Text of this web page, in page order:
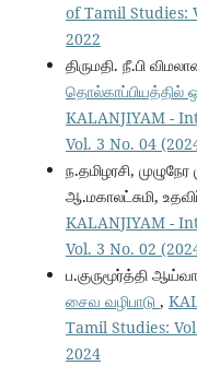
of Tamil Studies:
2022
திருமதி. நீ.பி
தொல்காப்பியத்தில்
KALANJIYAM -
Vol. 3 No. 04
ந.தமிழரசி,
ஆ.மகாலட்சுமி,
KALANJIYAM -
Vol. 3 No. 02
ப.குருமூர்த்தி
சைவ வழிபாடு ,
Tamil Studies:
2024